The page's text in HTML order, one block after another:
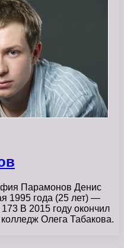
Парамонов Денис
1995 года (25 лет) —
В 2015 году окончил
Олега Табакова.